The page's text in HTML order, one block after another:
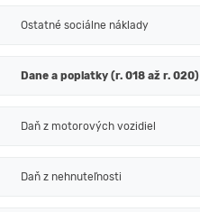
Ostatné sociálne náklady
Dane a poplatky (r. 018 až r. 020)
Daň z motorových vozidiel
Daň z nehnuteľnosti